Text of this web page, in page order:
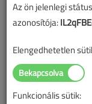
Gázellátás
A
után
Az ön jelenlegi
azonosítója:
Elengedhetetlen
Funkcionális sütik: